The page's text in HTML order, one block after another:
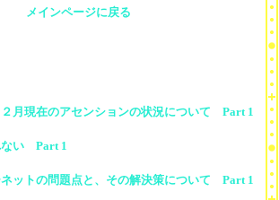
メインページに戻る
２月現在のアセンションの状況について Part 1
ない Part 1
ットの問題点と、その解決策について Part 1